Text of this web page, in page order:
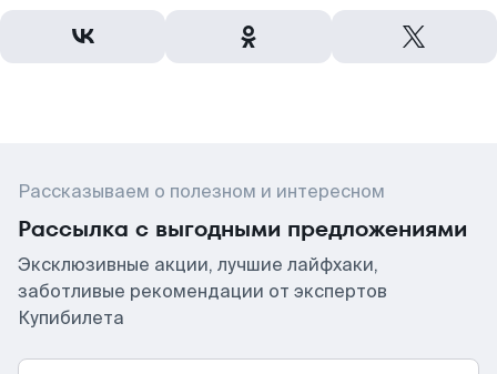
Рассказываем о полезном и интересном
Рассылка с выгодными предложениями
Эксклюзивные акции, лучшие лайфхаки,
заботливые рекомендации от экспертов
Купибилета